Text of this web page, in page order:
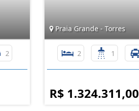
2
Praia Grande - Torres
2 1
R$ 1.324.311,00